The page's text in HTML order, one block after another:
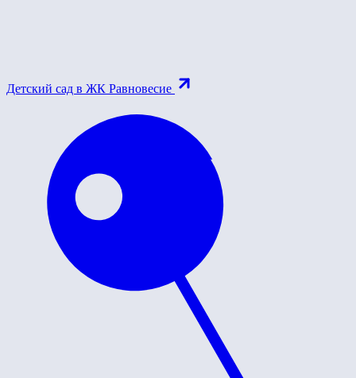
Детский сад в ЖК Равновесие